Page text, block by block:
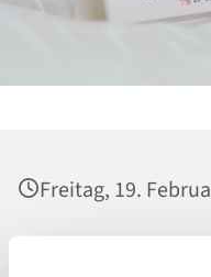
Freitag, 19.
St. Georg,